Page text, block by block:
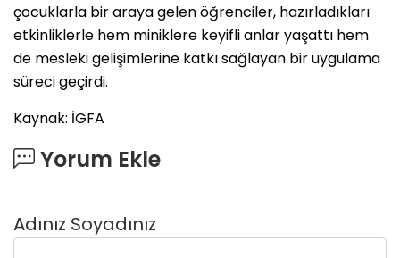
çocuklarla bir araya gelen öğrenciler, hazırladıkları
etkinliklerle hem miniklere keyifli anlar yaşattı hem
de mesleki gelişimlerine katkı sağlayan bir uygulama
süreci geçirdi.
Kaynak: İGFA
Yorum Ekle
Adınız Soyadınız